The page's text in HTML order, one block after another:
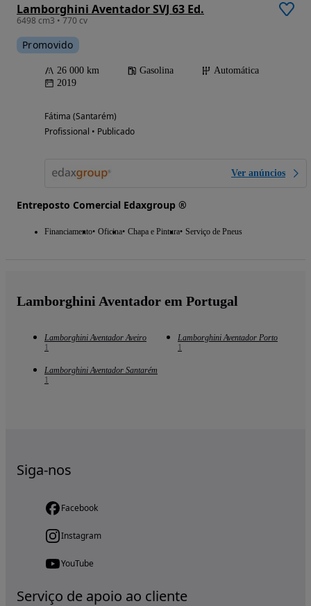
Lamborghini Aventador SVJ 63 Ed.
6498 cm3 • 770 cv
Promovido
26 000 km Gasolina
Automática
2019
Fátima (Santarém)
Profissional • Publicado
Ver anúncios
Entreposto Comercial Edaxgroup ®
Financiamento Oficina Chapa e Pintura Serviço de Pneus
Lamborghini Aventador em Portugal
Lamborghini Aventador Aveiro
1
Lamborghini Aventador Porto
1
Lamborghini Aventador Santarém
1
Siga-nos
Facebook
Instagram
YouTube
Serviço de apoio ao cliente